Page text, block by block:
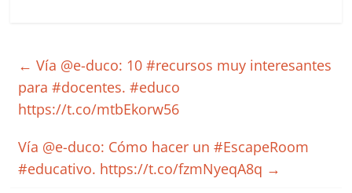
← Vía @e-duco: 10 #recursos muy interesantes
para #docentes. #educo
https://t.co/mtbEkorw56
Vía @e-duco: Cómo hacer un #EscapeRoom
#educativo. https://t.co/fzmNyeqA8q →